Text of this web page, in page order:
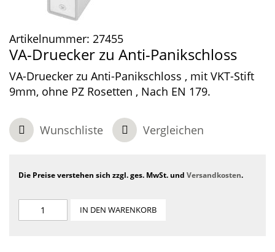
Artikelnummer: 27455
VA-Druecker zu Anti-Panikschloss
VA-Druecker zu Anti-Panikschloss , mit VKT-Stift
9mm, ohne PZ Rosetten , Nach EN 179.
Wunschliste Vergleichen
Die Preise verstehen sich zzgl. ges. MwSt. und Versandkosten.
IN DEN WARENKORB